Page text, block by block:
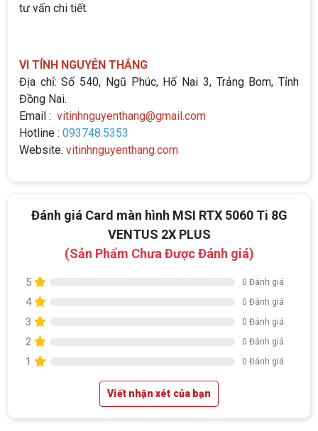
tư vấn chi tiết.
VI TÍNH NGUYỄN THẮNG
Địa chỉ: Số 540, Ngũ Phúc, Hố Nai 3, Trảng Bom, Tỉnh
Đồng Nai.
Email : vitinhnguyenthang@gmail.com
Hotline : 093748.5353
Website: vitinhnguyenthang.com
Đánh giá Card màn hình MSI RTX 5060 Ti 8G
VENTUS 2X PLUS
(Sản Phẩm Chưa Được Đánh giá)
5 0 Đánh giá
4 0 Đánh giá
3 0 Đánh giá
2 0 Đánh giá
1 0 Đánh giá
Viết nhận xét của bạn